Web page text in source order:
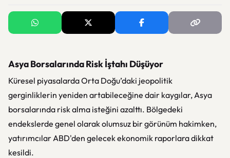
Asya Borsalarında Risk İştahı Düşüyor
Küresel piyasalarda Orta Doğu’daki jeopolitik
gerginliklerin yeniden artabileceğine dair kaygılar, Asya
borsalarında risk alma isteğini azalttı. Bölgedeki
endekslerde genel olarak olumsuz bir görünüm hakimken,
yatırımcılar ABD'den gelecek ekonomik raporlara dikkat
kesildi.